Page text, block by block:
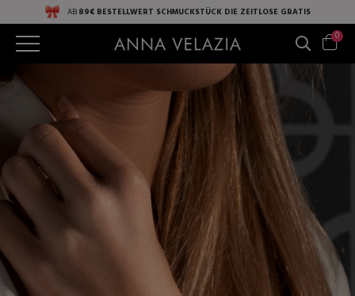
AB89€ BESTELLWERT SCHMUCKSTÜCK DIE ZEITLOSE GRATIS
0